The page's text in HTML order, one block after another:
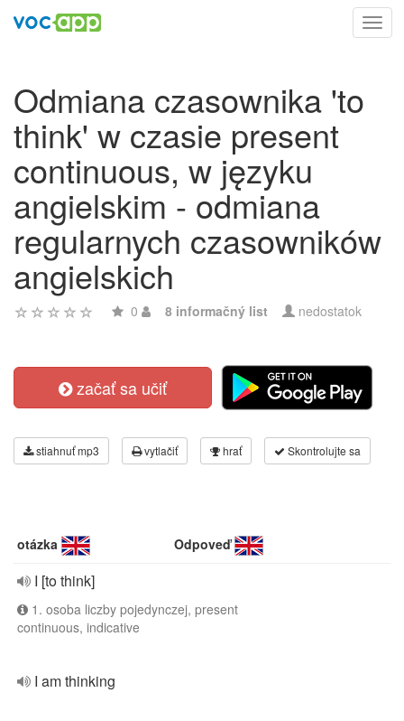
Odmiana czasownika 'to
think' w czasie present
continuous, w języku
angielskim - odmiana
regularnych czasowników
angielskich
0 8 informačný list nedostatok
začať sa učiť
stiahnuť mp3 vytlačiť hrať Skontrolujte sa
otázka Odpoveď
I [to think]
1. osoba liczby pojedynczej, present
continuous, indicative
I am thinking